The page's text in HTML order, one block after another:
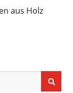
aus Holz
Suche